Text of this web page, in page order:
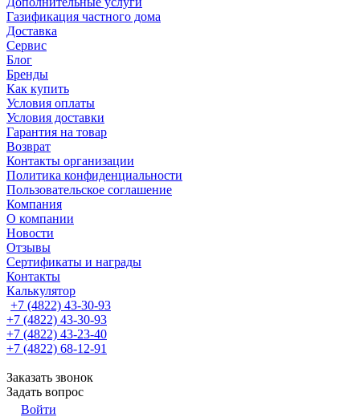
Газификация частного дома
Доставка
Сервис
Блог
Бренды
Как купить
Условия оплаты
Условия доставки
Гарантия на товар
Возврат
Контакты организации
Политика конфиденциальности
Пользовательское соглашение
Компания
О компании
Новости
Отзывы
Сертификаты и награды
Контакты
Калькулятор
+7 (4822) 43-30-93
+7 (4822) 43-30-93
+7 (4822) 43-23-40
+7 (4822) 68-12-91
Заказать звонок
Задать вопрос
Войти